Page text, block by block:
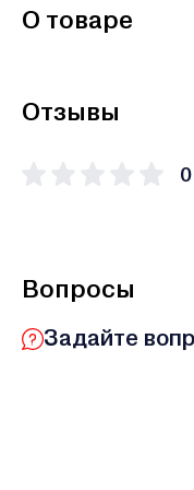
О товаре
Отзывы
0
Вопросы
Задайте